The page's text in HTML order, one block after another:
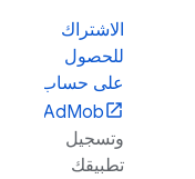
الاشتراك
للحصول
على حساب
AdMob
وتسجيل
تطبيقك